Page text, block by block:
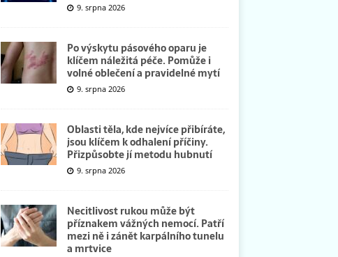
9. srpna 2026
Po výskytu pásového oparu je
klíčem náležitá péče. Pomůže i
volné oblečení a pravidelné mytí
9. srpna 2026
Oblasti těla, kde nejvíce přibíráte,
jsou klíčem k odhalení příčiny.
Přizpůsobte jí metodu hubnutí
9. srpna 2026
Necitlivost rukou může být
příznakem vážných nemocí. Patří
mezi ně i zánět karpálního tunelu
a mrtvice